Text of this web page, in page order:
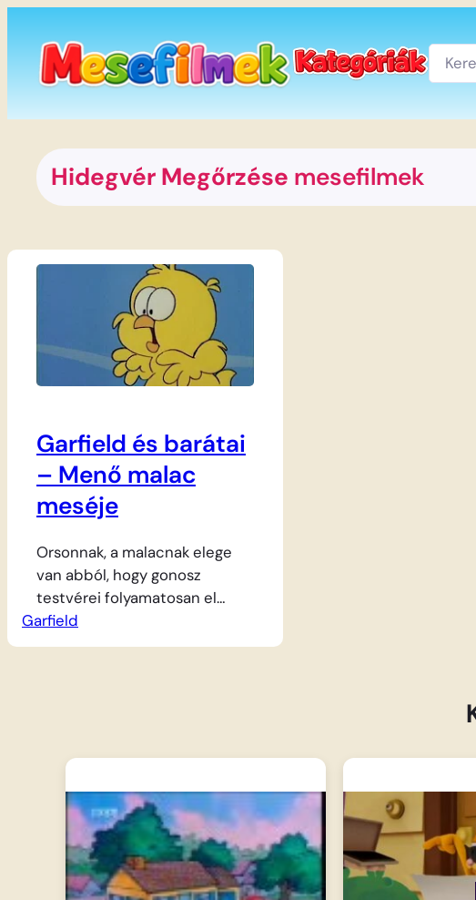
tartalomhoz
Hidegvér Megőrzése mesefilmek
Garfield és barátai
– Menő malac
meséje
Orsonnak, a malacnak elege
van abból, hogy gonosz
testvérei folyamatosan el
akarják csenni a termést a
farmról. Bo, a bölcs birka egy
nyugalom megőrzése. Orson
történjék, ő lesz a leglazább
malac a vidéken. Miközben a…
Garfield